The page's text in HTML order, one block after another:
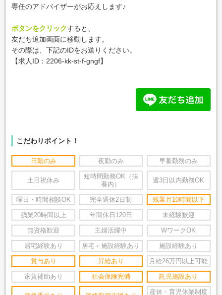
専任のアドバイザーがお応えします♪
ボタンをクリックすると、
友だち追加画面に移動します。
その際は、下記のIDをお送りください。
【求人ID： 2206-kk-st-f-gngf】
こだわりポイント！
日勤のみ 夜勤のみ 早番勤務のみ
土日祝休み
短時間勤務OK（扶
養内）
週3日以内勤務OK
曜日・時間相談OK 完全週休2日制 残業月10時間以下
残業20時間以上 年間休日120日 未経験歓迎
無資格歓迎 主婦活躍中 WワークOK
居宅経験あり 居宅＋施設経験あり 施設経験あり
賞与あり 昇給あり 月給26万円以上可能
家賃補助あり 社会保険完備 託児施設あり
産休・育児休業制度